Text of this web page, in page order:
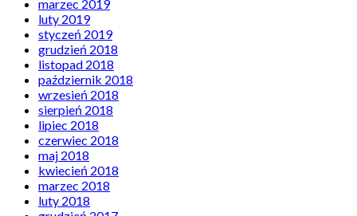
marzec 2019
luty 2019
styczeń 2019
grudzień 2018
listopad 2018
październik 2018
wrzesień 2018
sierpień 2018
lipiec 2018
czerwiec 2018
maj 2018
kwiecień 2018
marzec 2018
luty 2018